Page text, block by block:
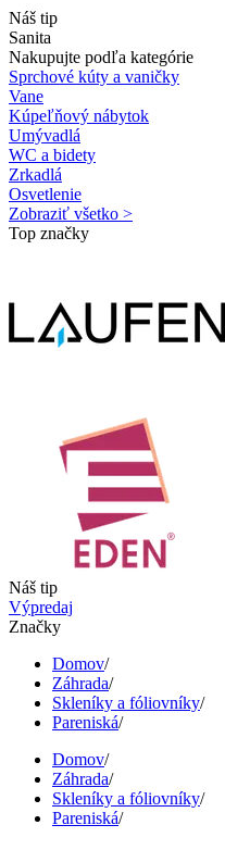
Náš tip
Sanita
Nakupujte podľa kategórie
Sprchové kúty a vaničky
Vane
Kúpeľňový nábytok
Umývadlá
WC a bidety
Zrkadlá
Osvetlenie
Zobraziť všetko >
Top značky
Náš tip
Výpredaj
Značky
Domov/
Záhrada/
Skleníky a fóliovníky/
Pareniská/
Domov/
Záhrada/
Skleníky a fóliovníky/
Pareniská/